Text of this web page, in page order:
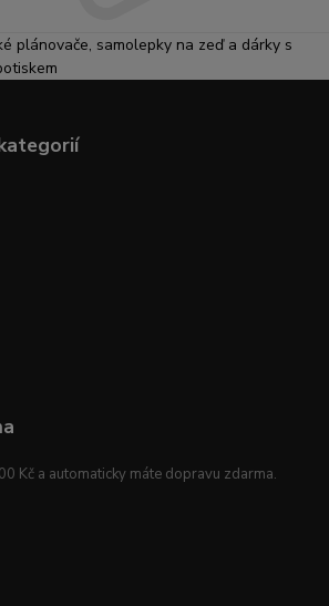
plánovače, samolepky na zeď a dárky s
Kč a automaticky máte dopravu zdarma.